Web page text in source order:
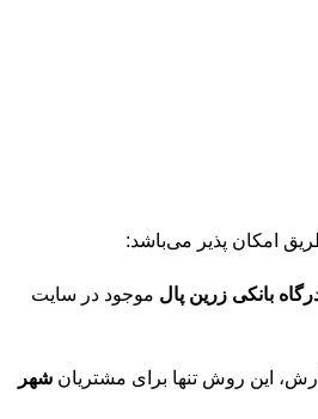
بانکی زرین پال موجود در سایت
این روش تنها برای مشتریان شهر